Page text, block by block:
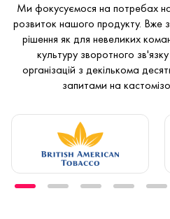
Ми фокусуємося на потребах
розвиток нашого продукту. Вже
рішення як для невеликих
культуру зворотного зв'язку
організацій з декількома
запитами на